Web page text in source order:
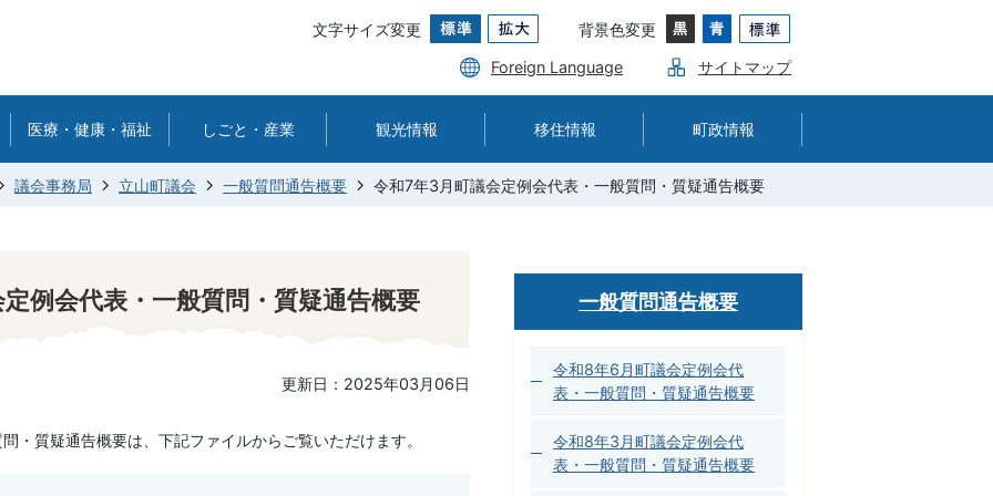
文字サイズ変更 背景色変更
Foreign Language サイトマップ
医療・健康・福祉 しごと・産業 観光情報 移住情報 町政情報
議会事務局 立山町議会 一般質問通告概要 令和7年3月町議会定例会代表・一般質問・質疑通告概要
例会代表・一般質問・質疑通告概要
更新日：2025年03月06日
・質疑通告概要は、下記ファイルからご覧いただけます。
一般質問通告概要
令和8年6月町議会定例会代
表・一般質問・質疑通告概要
令和8年3月町議会定例会代
表・一般質問・質疑通告概要